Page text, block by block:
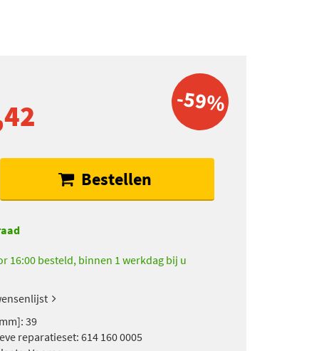
-59%
Bestellen
16:00 besteld, binnen 1 werkdag bij u
39
reparatieset: 614 160 0005